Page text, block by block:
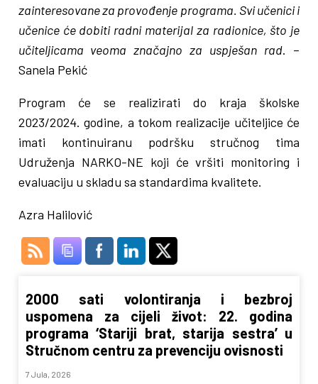
zainteresovane za provođenje programa. Svi učenici i
učenice će dobiti radni materijal za radionice, što je
učiteljicama veoma značajno za uspješan rad. –
Sanela Pekić
Program će se realizirati do kraja školske
2023/2024. godine, a tokom realizacije učiteljice će
imati kontinuiranu podršku stručnog tima
Udruženja NARKO-NE koji će vršiti monitoring i
evaluaciju u skladu sa standardima kvalitete.
Azra Halilović
2000 sati volontiranja i bezbroj
uspomena za cijeli život: 22. godina
programa ‘Stariji brat, starija sestra’ u
Stručnom centru za prevenciju ovisnosti
7 Jula, 2026